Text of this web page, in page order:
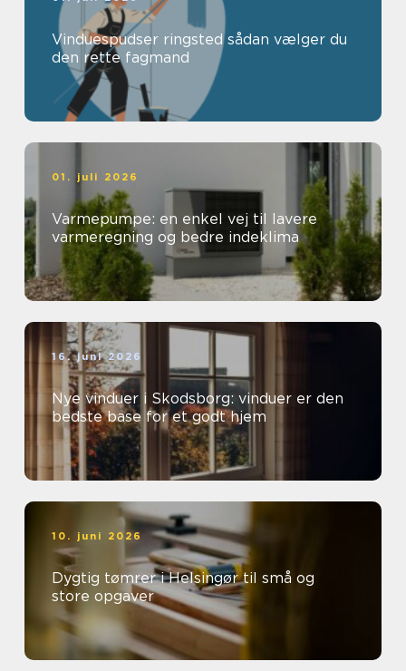
Vinduespudser ringsted sådan vælger du
den rette fagmand
01. juli 2026
Varmepumpe: en enkel vej til lavere
varmeregning og bedre indeklima
16. juni 2026
Nye vinduer i Skodsborg: vinduer er den
bedste base for et godt hjem
10. juni 2026
Dygtig tømrer i Helsingør til små og
store opgaver